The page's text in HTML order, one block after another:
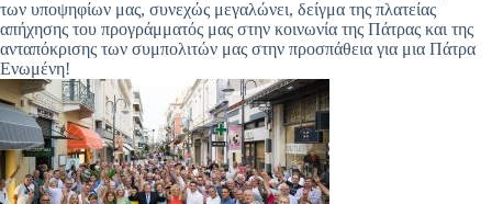
των υποψηφίων μας, συνεχώς μεγαλώνει, δείγμα της πλατείας
απήχησης του προγράμματός μας στην κοινωνία της Πάτρας και της
ανταπόκρισης των συμπολιτών μας στην προσπάθεια για μια Πάτρα
Ενωμένη!